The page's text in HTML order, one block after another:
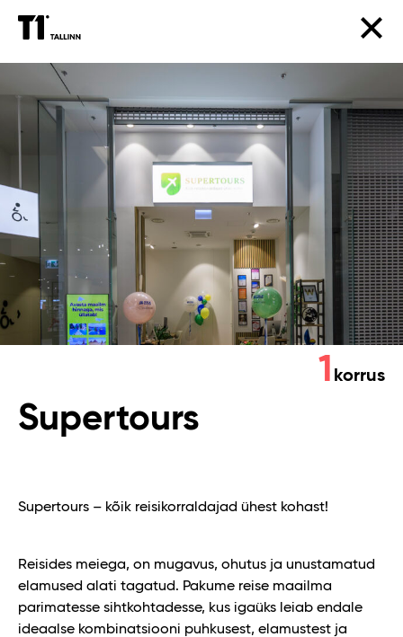
Supertours
Supertours
1 korrus
Supertours – kõik reisikorraldajad ühest kohast!
Reisides meiega, on mugavus, ohutus ja unustamatud
elamused alati tagatud. Pakume reise maailma
parimatesse sihtkohtadesse, kus igaüks leiab endale
ideaalse kombinatsiooni puhkusest, elamustest ja